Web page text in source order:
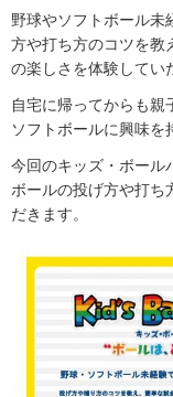
野球やソフトボール未
方や打ち方のコツを教
の楽しさを体験してい
自宅に帰ってからも
ソフトボールに興味を
今回のキッズ・ボール
ボールの投げ方や打ち
だきます。